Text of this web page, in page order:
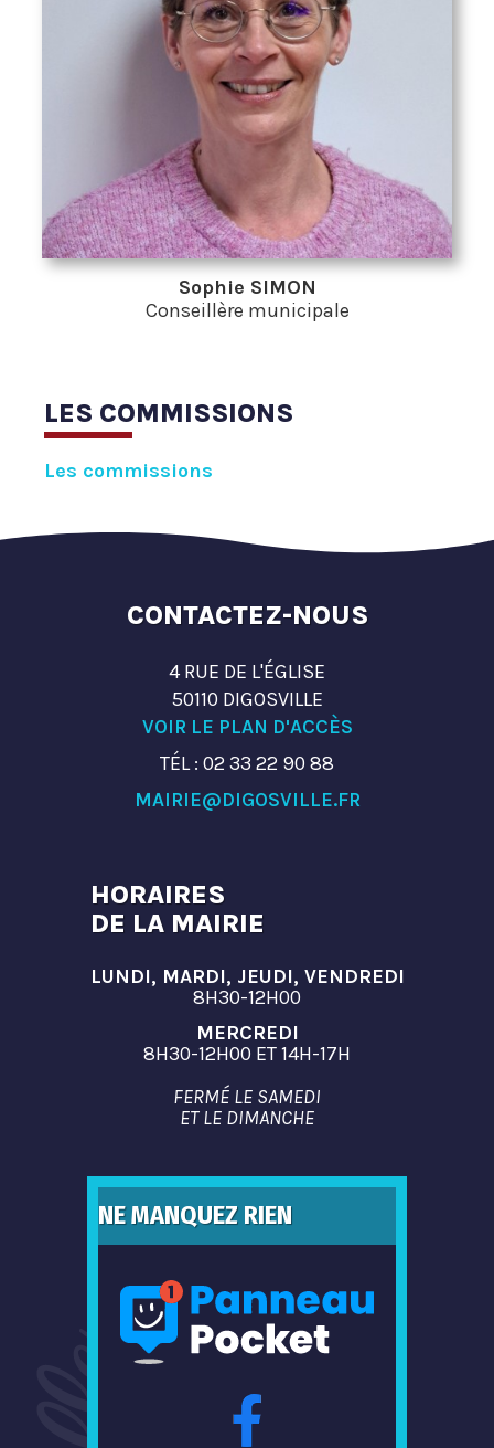
Sophie SIMON
Conseillère municipale
LES COMMISSIONS
Les commissions
CONTACTEZ-NOUS
4 RUE DE L'ÉGLISE
50110 DIGOSVILLE
VOIR LE PLAN D'ACCÈS
TÉL : 02 33 22 90 88
MAIRIE@DIGOSVILLE.FR
HORAIRES
DE LA MAIRIE
LUNDI, MARDI, JEUDI, VENDREDI
8H30-12H00
MERCREDI
8H30-12H00 ET 14H-17H
FERMÉ LE SAMEDI
ET LE DIMANCHE
NE MANQUEZ RIEN